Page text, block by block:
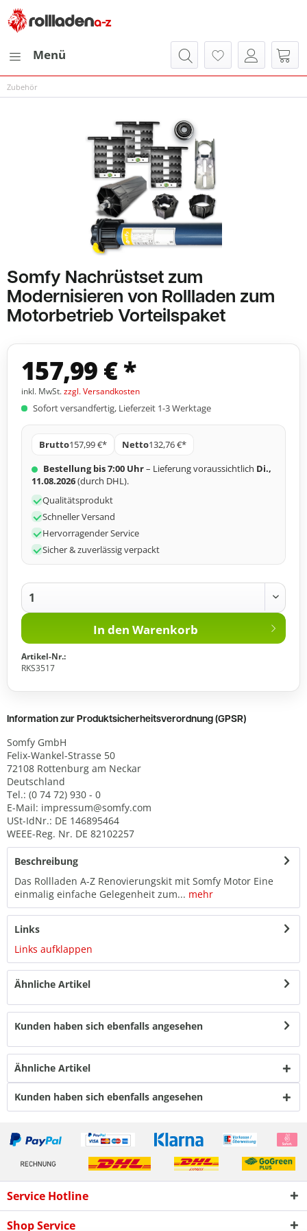
Menü
Zubehör
Somfy Nachrüstset zum
Modernisieren von Rollladen zum
Motorbetrieb Vorteilspaket
157,99 € *
inkl. MwSt.zzgl. Versandkosten
Sofort versandfertig, Lieferzeit 1-3 Werktage
Brutto157,99 €* Netto132,76 €*
Bestellung bis 7:00 Uhr– Lieferung voraussichtlich Di.,
11.08.2026(durch DHL).
Qualitätsprodukt
Schneller Versand
Hervorragender Service
Sicher & zuverlässig verpackt
In den Warenkorb
Artikel-Nr.:
RKS3517
Information zur Produktsicherheitsverordnung (GPSR)
Somfy GmbH
Felix-Wankel-Strasse 50
72108 Rottenburg am Neckar
Deutschland
Tel.: (0 74 72) 930 - 0
E-Mail: impressum@somfy.com
USt-IdNr.: DE 146895464
WEEE-Reg. Nr. DE 82102257
Beschreibung
Das Rollladen A-Z Renovierungskit mit Somfy Motor Eine
einmalig einfache Gelegenheit zum... mehr
Links
Links aufklappen
Ähnliche Artikel
Kunden haben sich ebenfalls angesehen
Ähnliche Artikel
Kunden haben sich ebenfalls angesehen
Service Hotline
Shop Service